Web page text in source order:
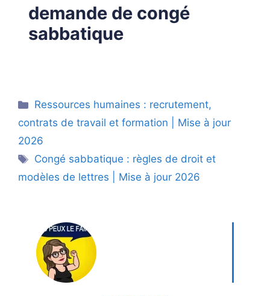
demande de congé
sabbatique
Catégories
Ressources humaines : recrutement,
contrats de travail et formation | Mise à jour
2026
Étiquettes
Congé sabbatique : règles de droit et
modèles de lettres | Mise à jour 2026